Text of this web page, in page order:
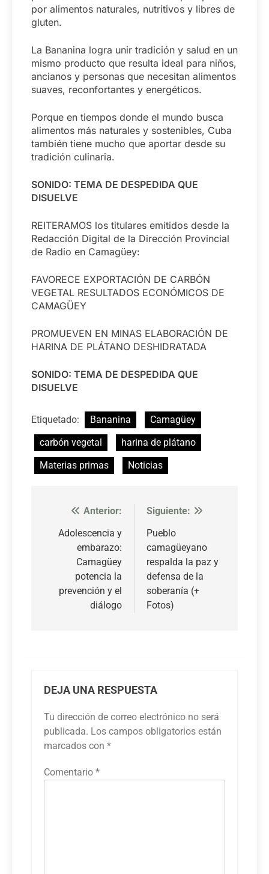
por alimentos naturales, nutritivos y libres de
gluten.
La Bananina logra unir tradición y salud en un
mismo producto que resulta ideal para niños,
ancianos y personas que necesitan alimentos
suaves, reconfortantes y energéticos.
Porque en tiempos donde el mundo busca
alimentos más naturales y sostenibles, Cuba
también tiene mucho que aportar desde su
tradición culinaria.
SONIDO: TEMA DE DESPEDIDA QUE
DISUELVE
REITERAMOS los titulares emitidos desde la
Redacción Digital de la Dirección Provincial
de Radio en Camagüey:
FAVORECE EXPORTACIÓN DE CARBÓN
VEGETAL RESULTADOS ECONÓMICOS DE
CAMAGÜEY
PROMUEVEN EN MINAS ELABORACIÓN DE
HARINA DE PLÁTANO DESHIDRATADA
SONIDO: TEMA DE DESPEDIDA QUE
DISUELVE
Etiquetado: Bananina
Camagüey
carbón vegetal
harina de plátano
Materias primas
Noticias
Navegación
de
entradas
Anterior:
Adolescencia y
embarazo:
Camagüey
potencia la
prevención y el
diálogo
Siguiente:
Pueblo
camagüeyano
respalda la paz y
defensa de la
soberanía (+
Fotos)
DEJA UNA RESPUESTA
Tu dirección de correo electrónico no será
publicada. Los campos obligatorios están
marcados con *
Comentario *